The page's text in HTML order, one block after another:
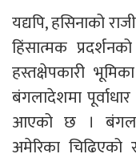
यद्यपि, हसिनाको
हिंसात्मक
हस्तक्षेपकारी
बंगलादेशमा
आएको छ ।
अमेरिका चिढिएको